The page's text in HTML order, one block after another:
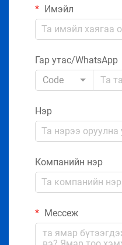
Имэйл
Гар утас/WhatsApp
Code
Нэр
Компанийн нэр
Мессеж